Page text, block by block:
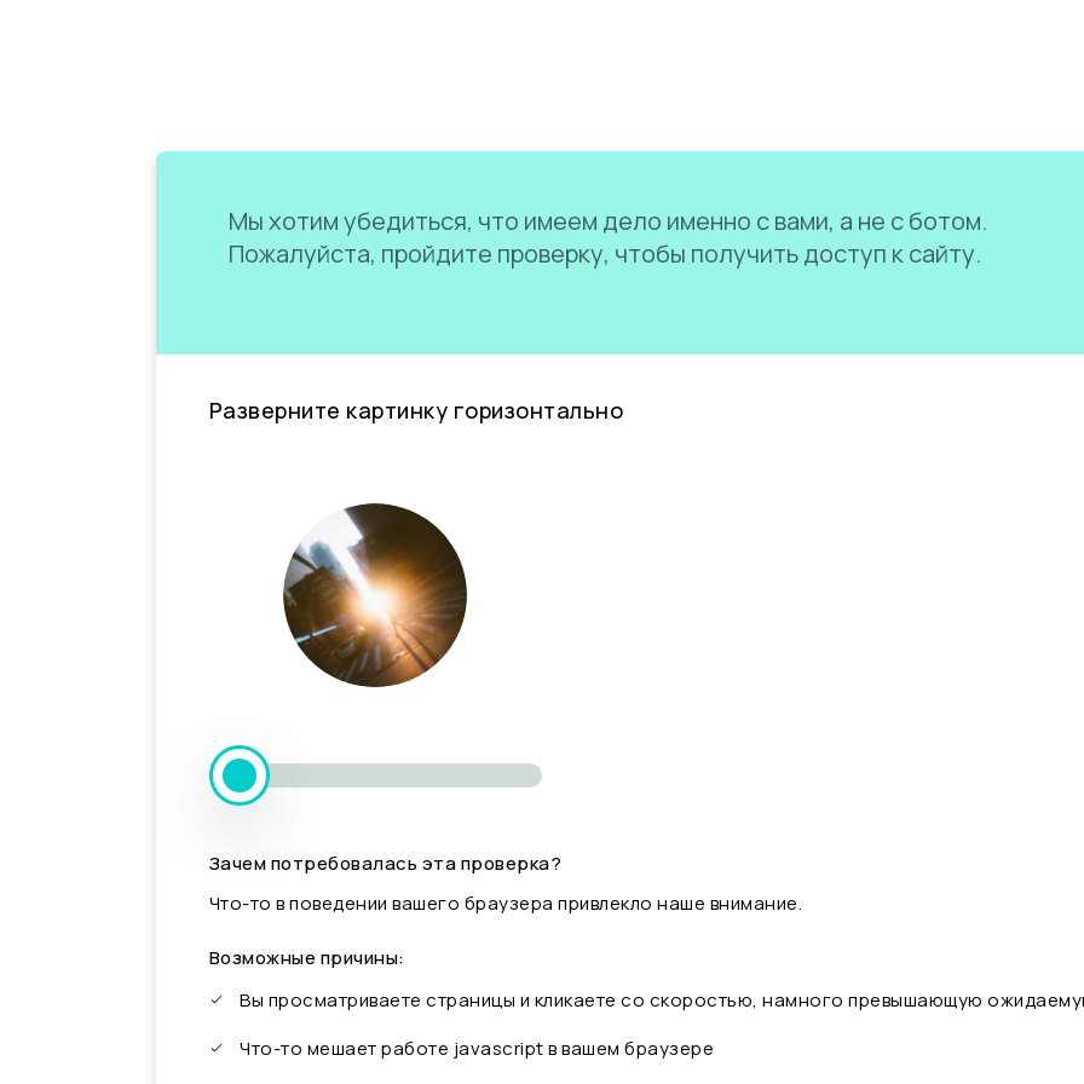
Мы хотим убедиться, что имеем дело именно с вами, а не с ботом.
Пожалуйста, пройдите проверку, чтобы получить доступ к сайту.
Разверните картинку горизонтально
Зачем потребовалась эта проверка?
Что-то в поведении вашего браузера привлекло наше внимание.
Возможные причины:
Вы просматриваете страницы и кликаете со скоростью, намного превышающую
Что-то мешает работе javascript в вашем браузере